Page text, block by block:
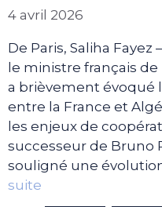
4 avril 2026
De Paris, Saliha Fayez
le ministre français
a brièvement évoqué
entre la France et
les enjeux de
successeur de Bruno
souligné une
suite